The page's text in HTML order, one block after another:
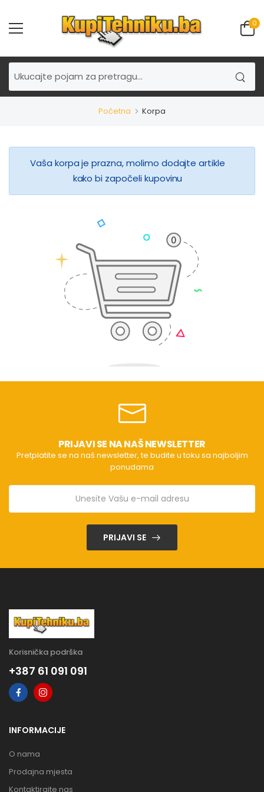
0
Početna Korpa
Vaša korpa je prazna, molimo dodajte artikle
kako bi započeli kupovinu
PRIJAVI SE NA NAŠ NEWSLETTER
Pretplatite se na naš newsletter, te budite u toku sa najboljim
ponudama
PRIJAVI SE
Korisnička podrška
+387 61 091 091
INFORMACIJE
O nama
Prodajna mjesta
Kontaktirajte nas